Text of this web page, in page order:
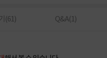
(61) Q&A(1)